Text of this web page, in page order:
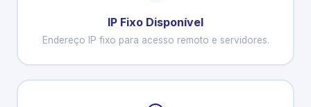
IP Fixo Disponível
Endereço IP fixo para acesso remoto e servidores.